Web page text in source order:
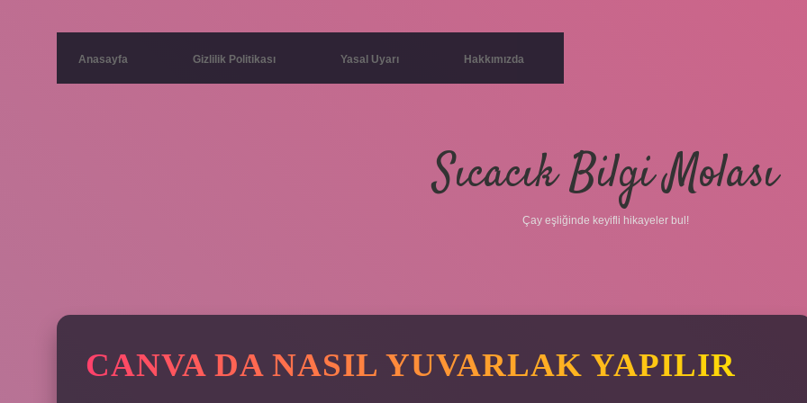
Anasayfa Gizlilik Politikası Yasal Uyarı Hakkımızda
Sıcacık Bilgi Molası
Çay eşliğinde keyifli hikayeler bul!
CANVA DA NASIL YUVARLAK YAPILIR